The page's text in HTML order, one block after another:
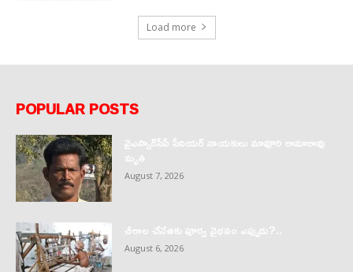
Load more
POPULAR POSTS
వైఎస్సార్‌సీపీ సీనియర్ నాయకులు మావూరి రామారావు
మృతి
August 7, 2026
చీరాల చేనేతకు పూర్వ వైభవం ఎప్పుడు?..
August 6, 2026